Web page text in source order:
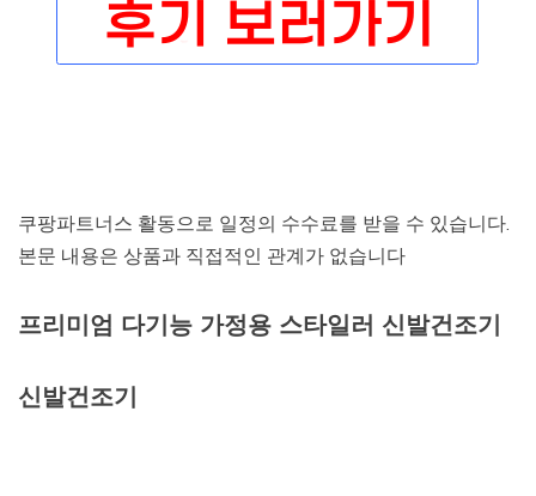
쿠팡파트너스 활동으로 일정의 수수료를 받을 수 있습니다.
본문 내용은 상품과 직접적인 관계가 없습니다
프리미엄 다기능 가정용 스타일러 신발건조기
신발건조기